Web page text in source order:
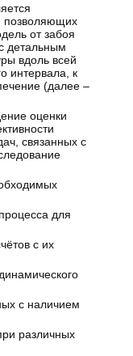
позволяющих
от забоя
детальным
вдоль всей
интервала, к
(далее –
оценки
связанных с
для
с их
с наличием
различных